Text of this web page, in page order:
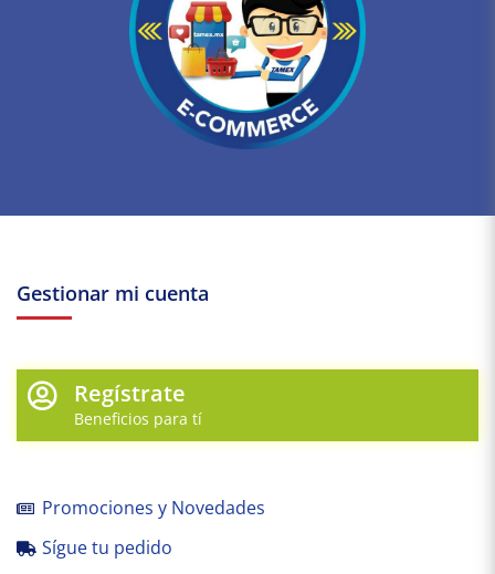
Gestionar mi cuenta
Regístrate
Beneficios para tí
Promociones y Novedades
Sígue tu pedido